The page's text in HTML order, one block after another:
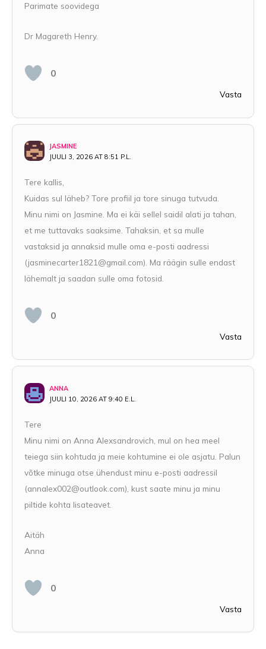
Parimate soovidega
Dr Magareth Henry.
0
Vasta
JASMINE
JUULI 3, 2026 AT 8:51 P.L.
Tere kallis,
Kuidas sul läheb? Tore profiil ja tore sinuga tutvuda.
Minu nimi on Jasmine. Ma ei käi sellel saidil alati ja tahan,
et me tuttavaks saaksime. Tahaksin, et sa mulle
vastaksid ja annaksid mulle oma e-posti aadressi
(jasminecarter1821@gmail.com). Ma räägin sulle endast
lähemalt ja saadan sulle oma fotosid.
0
Vasta
ANNA
JUULI 10, 2026 AT 9:40 E.L.
Tere
Minu nimi on Anna Alexsandrovich, mul on hea meel
teiega siin kohtuda ja meie kohtumine ei ole asjatu. Palun
võtke minuga otse ühendust minu e-posti aadressil
(annalex002@outlook.com), kust saate minu ja minu
piltide kohta lisateavet.
Aitäh
Anna
0
Vasta